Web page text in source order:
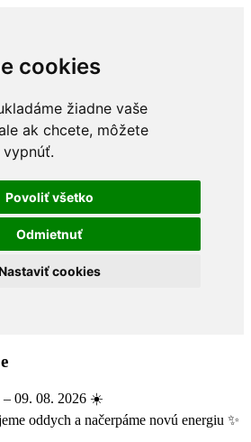
cookies
žiadne vaše
ak chcete, môžete
Povoliť všetko
Odmietnuť
cookies
– 09. 08. 2026 ☀️
oddych a načerpáme novú energiu ✨